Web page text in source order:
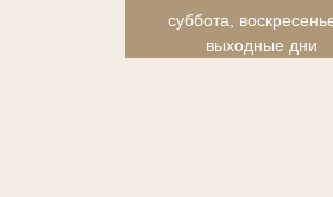
суббота,
выходные дни